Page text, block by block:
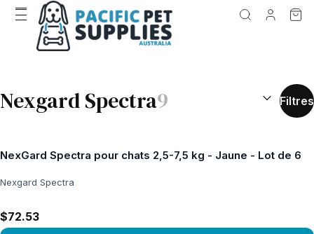
Nexgard Spectra9 RÉSULTATS
Filtres
NexGard Spectra pour chats 2,5-7,5 kg - Jaune - Lot de 6
Nexgard Spectra
$72.53